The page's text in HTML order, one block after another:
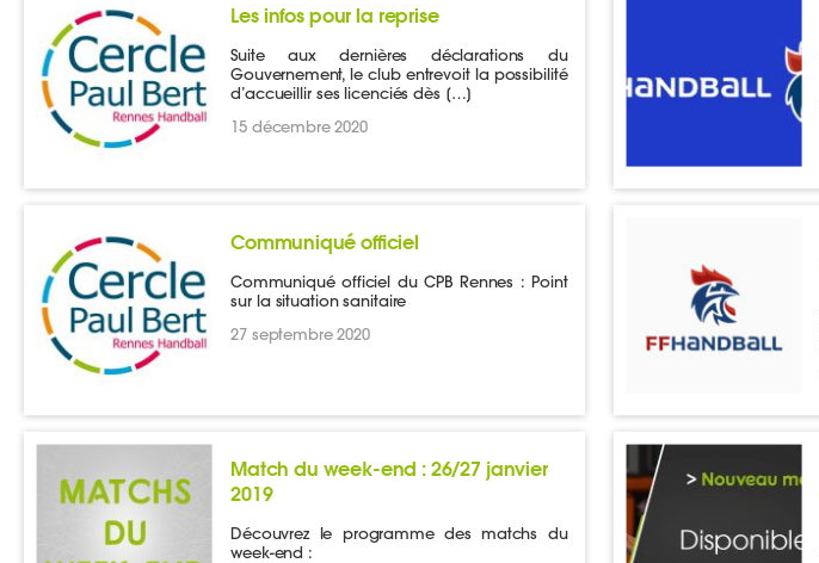
Les infos pour la reprise
Suite aux dernières déclarations du
Gouvernement, le club entrevoit la possibilité
d’accueillir ses licenciés dès […]
15 décembre 2020
Communiqué officiel
Communiqué officiel du CPB Rennes : Point
sur la situation sanitaire
27 septembre 2020
Match du week-end : 26/27 janvier
2019
Découvrez le programme des matchs du
week-end :